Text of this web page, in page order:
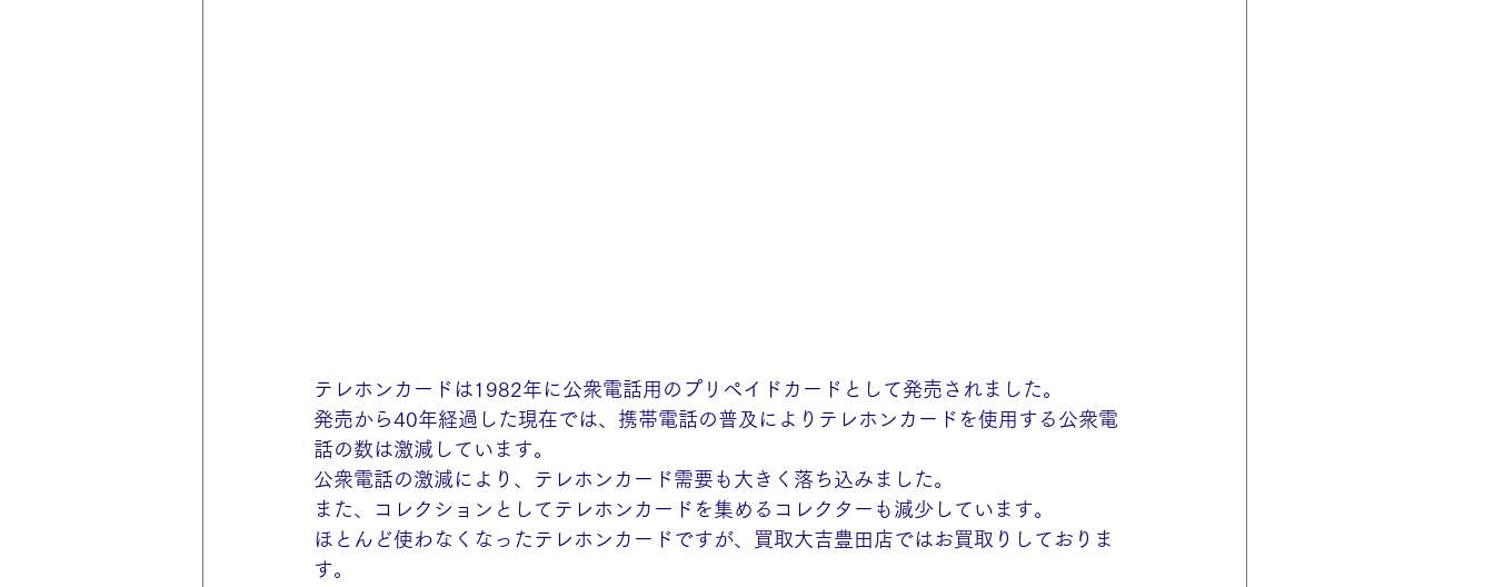
テレホンカードは1982年に公衆電話用のプリペイドカードとして発売されました。
発売から40年経過した現在では、携帯電話の普及によりテレホンカードを使用する公衆電
話の数は激減しています。
公衆電話の激減により、テレホンカード需要も大きく落ち込みました。
また、コレクションとしてテレホンカードを集めるコレクターも減少しています。
ほとんど使わなくなったテレホンカードですが、買取大吉豊田店ではお買取りしておりま
す。